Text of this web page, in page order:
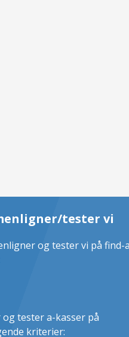
tester vi
tester a-kasser på
kriterier: